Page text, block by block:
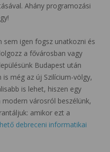
Ahány programozási
sem igen fogsz unatkozni és
a fővárosban vagy
Budapest után
még az új Szilícium-völgy,
is lehet, hiszen egy
városról beszélünk,
amikor ezt a
debreceni informatikai